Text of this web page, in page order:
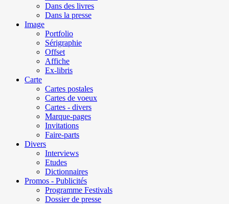
Dans des livres
Dans la presse
Image
Portfolio
Sérigraphie
Offset
Affiche
Ex-libris
Carte
Cartes postales
Cartes de voeux
Cartes - divers
Marque-pages
Invitations
Faire-parts
Divers
Interviews
Etudes
Dictionnaires
Promos - Publicités
Programme Festivals
Dossier de presse